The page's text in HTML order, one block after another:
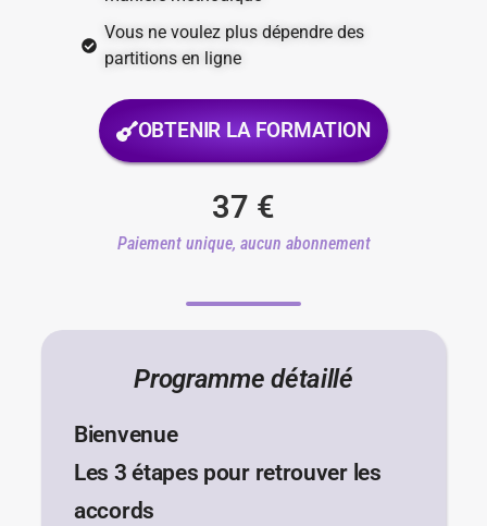
Vous ne voulez plus dépendre des
partitions en ligne
OBTENIR LA FORMATION
37 €
Paiement unique, aucun abonnement
Programme détaillé
Bienvenue
Les 3 étapes pour retrouver les
accords